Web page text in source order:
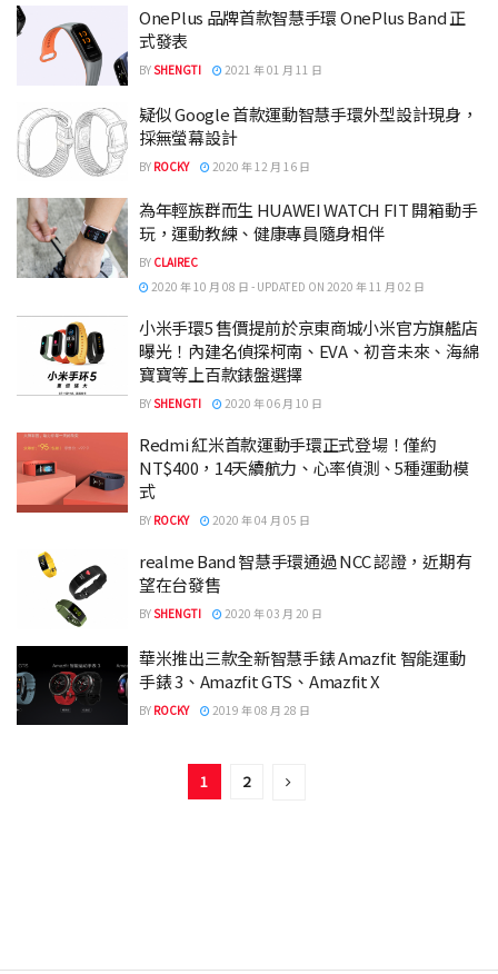
OnePlus 品牌首款智慧手環 OnePlus Band 正
式發表
BYSHENGTI 2021 年 01 月 11 日
疑似 Google 首款運動智慧手環外型設計現身，
採無螢幕設計
BY ROCKY 2020 年 12 月 16 日
為年輕族群而生 HUAWEI WATCH FIT 開箱動手
玩，運動教練、健康專員隨身相伴
BY CLAIREC
2020 年 10 月 08 日 - UPDATED ON 2020 年 11 月 02 日
小米手環5 售價提前於京東商城小米官方旗艦店
曝光！內建名偵探柯南、EVA、初音未來、海綿
寶寶等上百款錶盤選擇
BYSHENGTI 2020 年 06 月 10 日
Redmi 紅米首款運動手環正式登場！僅約
NT$400，14天續航力、心率偵測、5種運動模
式
BY ROCKY 2020 年 04 月 05 日
realme Band 智慧手環通過 NCC 認證，近期有
望在台發售
BYSHENGTI 2020 年 03 月 20 日
華米推出三款全新智慧手錶 Amazfit 智能運動
手錶 3、Amazfit GTS、Amazfit X
BY ROCKY 2019 年 08 月 28 日
1 2